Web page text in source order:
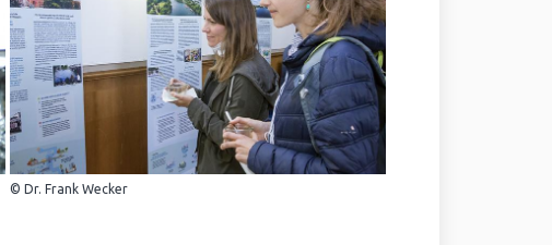
© Dr. Frank Wecker